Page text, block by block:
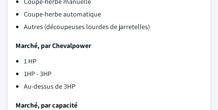
Coupe-herbe automatique
Autres (découpeuses lourdes de jarretelles)
Marché, par Chevalpower
1 HP
1HP - 3HP
Au-dessus de 3HP
Marché, par capacité